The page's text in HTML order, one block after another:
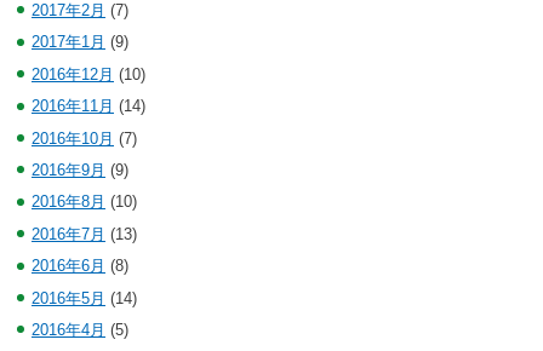
2017年2月 (7)
2017年1月 (9)
2016年12月 (10)
2016年11月 (14)
2016年10月 (7)
2016年9月 (9)
2016年8月 (10)
2016年7月 (13)
2016年6月 (8)
2016年5月 (14)
2016年4月 (5)